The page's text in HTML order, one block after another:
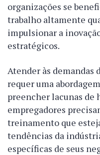
organizações se
trabalho altamente
impulsionar a
estratégicos.
Atender às demandas
requer uma
preencher lacunas de
empregadores
treinamento que
tendências da
específicas de seus